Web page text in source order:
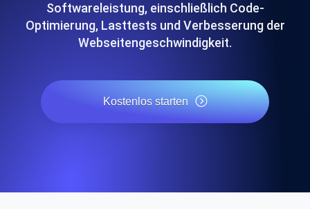
Softwareleistung, einschließlich Code-
Optimierung, Lasttests und Verbesserung der
Webseitengeschwindigkeit.
Kostenlos starten